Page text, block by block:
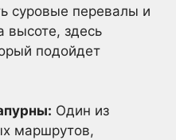
суровые перевалы и
высоте, здесь
подойдет
Один из
маршрутов,